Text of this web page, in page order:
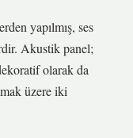
yapılmış, ses
Akustik panel;
olarak da
üzere iki